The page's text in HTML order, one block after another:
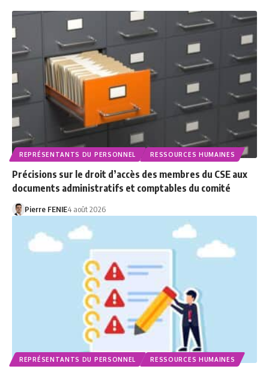
REPRÉSENTANTS DU PERSONNEL RESSOURCES HUMAINES
Précisions sur le droit d’accès des membres du CSE aux
documents administratifs et comptables du comité
Pierre FENIE4 août 2026
REPRÉSENTANTS DU PERSONNEL RESSOURCES HUMAINES